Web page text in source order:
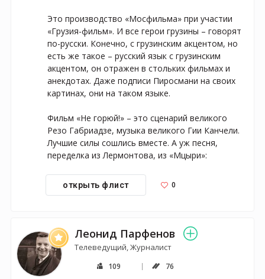
Это производство «Мосфильма» при участии
«Грузия-фильм». И все герои грузины – говорят
по-русски. Конечно, с грузинским акцентом, но
есть же такое – русский язык с грузинским
акцентом, он отражен в стольких фильмах и
анекдотах. Даже подписи Пиросмани на своих
картинах, они на таком языке.
Фильм «Не горюй!» – это сценарий великого
Резо Габриадзе, музыка великого Гии Канчели.
Лучшие силы сошлись вместе. А уж песня,
переделка из Лермонтова, из «Мцыри»:
открыть флист 0
Леонид Парфенов
Телеведущий, Журналист
109 76